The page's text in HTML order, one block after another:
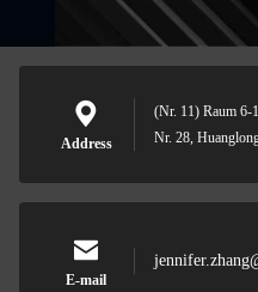
Address
(Nr. 11) Raum 6-
Nr. 28,
E-mail